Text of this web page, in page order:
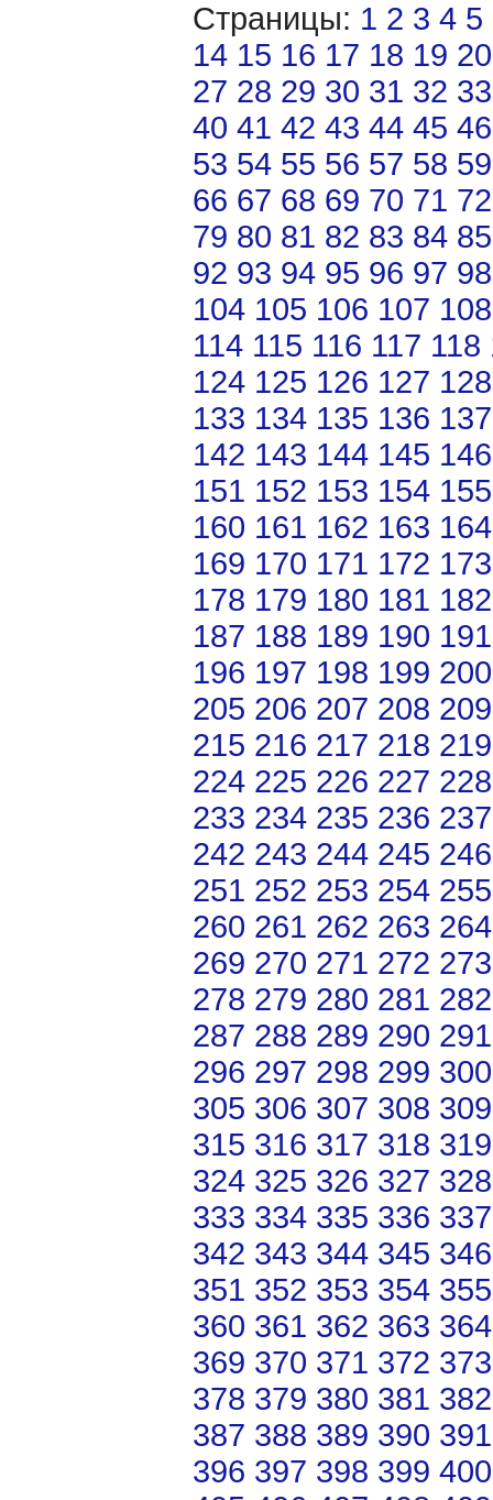
Страницы: 1 2 3 4 5
14 15 16 17 18 19 20
27 28 29 30 31 32 33
40 41 42 43 44 45 46
53 54 55 56 57 58 59
66 67 68 69 70 71 72
79 80 81 82 83 84 85
92 93 94 95 96 97 98
104 105 106 107 108
114 115 116 117 118
124 125 126 127 128
133 134 135 136 137
142 143 144 145 146
151 152 153 154 155
160 161 162 163 164
169 170 171 172 173
178 179 180 181 182
187 188 189 190 191
196 197 198 199 200
205 206 207 208 209
215 216 217 218 219
224 225 226 227 228
233 234 235 236 237
242 243 244 245 246
251 252 253 254 255
260 261 262 263 264
269 270 271 272 273
278 279 280 281 282
287 288 289 290 291
296 297 298 299 300
305 306 307 308 309
315 316 317 318 319
324 325 326 327 328
333 334 335 336 337
342 343 344 345 346
351 352 353 354 355
360 361 362 363 364
369 370 371 372 373
378 379 380 381 382
387 388 389 390 391
396 397 398 399 400